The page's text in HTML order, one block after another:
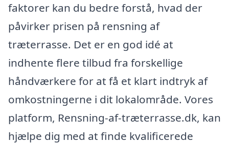
faktorer kan du bedre forstå, hvad der
påvirker prisen på rensning af
træterrasse. Det er en god idé at
indhente flere tilbud fra forskellige
håndværkere for at få et klart indtryk af
omkostningerne i dit lokalområde. Vores
platform, Rensning-af-træterrasse.dk, kan
hjælpe dig med at finde kvalificerede